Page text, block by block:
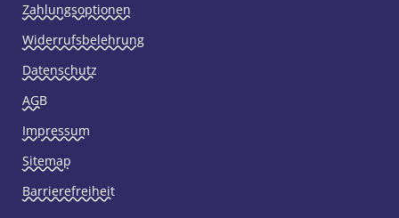
Zahlungsoptionen
Widerrufsbelehrung
Datenschutz
AGB
Impressum
Sitemap
Barrierefreiheit